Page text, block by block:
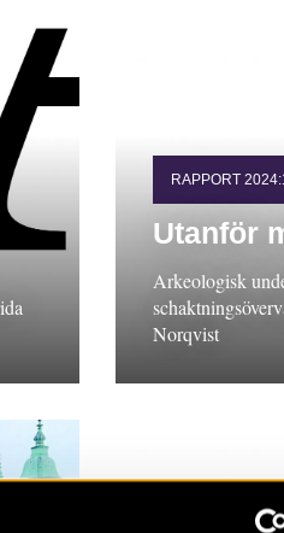
RAPPORT
Utanför
Arkeologisk
Norqvist